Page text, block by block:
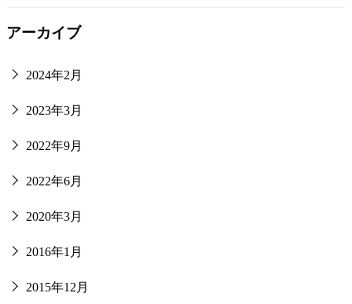
アーカイブ
2024年2月
2023年3月
2022年9月
2022年6月
2020年3月
2016年1月
2015年12月